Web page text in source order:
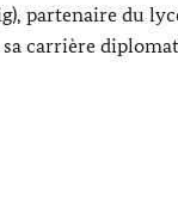
partenaire du
carrière